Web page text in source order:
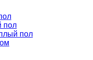
пол
пол